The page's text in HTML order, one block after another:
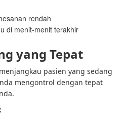
rendah
di menit-menit terakhir
yang Tepat
pasien yang sedang
mengontrol dengan tepat